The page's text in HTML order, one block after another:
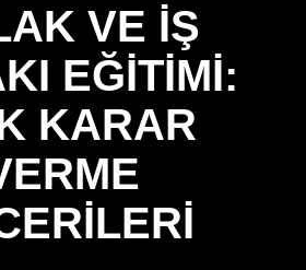
VE İŞ
EĞITIMI:
KARAR